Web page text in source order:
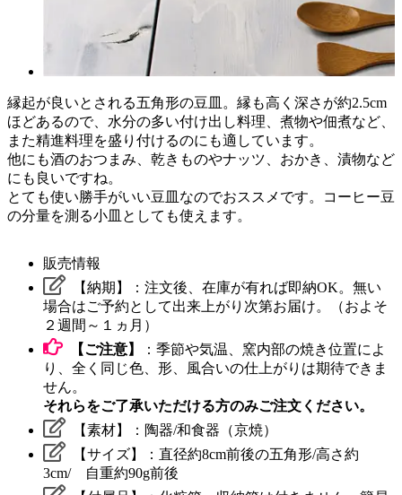
縁起が良いとされる五角形の豆皿。縁も高く深さが約2.5cm
ほどあるので、水分の多い付け出し料理、煮物や佃煮など、
また精進料理を盛り付けるのにも適しています。
他にも酒のおつまみ、乾きものやナッツ、おかき、漬物など
にも良いですね。
とても使い勝手がいい豆皿なのでおススメです。コーヒー豆
の分量を測る小皿としても使えます。
販売情報
【納期】：注文後、在庫が有れば即納OK。無い
場合はご予約として出来上がり次第お届け。（およそ
２週間～１ヵ月）
【ご注意】
：季節や気温、窯内部の焼き位置によ
り、全く同じ色、形、風合いの仕上がりは期待できま
せん。
それらをご了承いただける方のみご注文ください。
【素材】：陶器/和食器（京焼）
【サイズ】：直径約8cm前後の五角形/高さ約
3cm/ 自重約90g前後